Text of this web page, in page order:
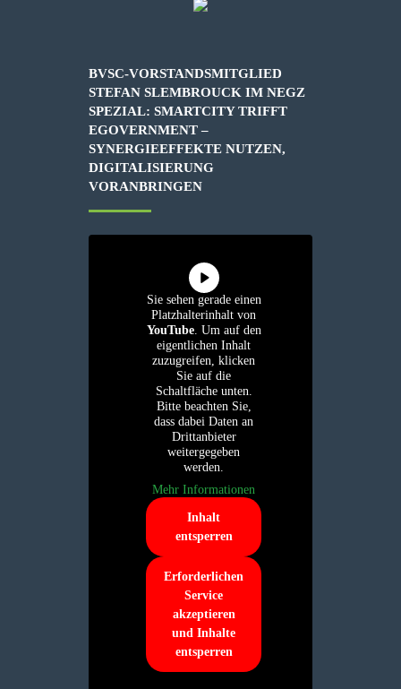
BVSC-VORSTANDSMITGLIED
STEFAN SLEMBROUCK IM NEGZ
SPEZIAL: SMARTCITY TRIFFT
EGOVERNMENT –
SYNERGIEEFFEKTE NUTZEN,
DIGITALISIERUNG
VORANBRINGEN
Sie sehen gerade einen
Platzhalterinhalt von
YouTube. Um auf den
eigentlichen Inhalt
zuzugreifen, klicken
Sie auf die
Schaltfläche unten.
Bitte beachten Sie,
dass dabei Daten an
Drittanbieter
weitergegeben
werden.
Mehr Informationen
Inhalt
entsperren
Erforderlichen
Service
akzeptieren
und Inhalte
entsperren